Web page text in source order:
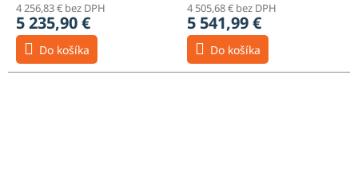
4 256,83 € bez DPH
5 235,90 €
Do košíka
4 505,68 € bez DPH
5 541,99 €
Do košíka